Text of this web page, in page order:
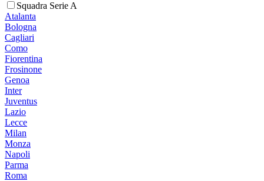
Squadra Serie A
Atalanta
Bologna
Cagliari
Como
Fiorentina
Frosinone
Genoa
Inter
Juventus
Lazio
Lecce
Milan
Monza
Napoli
Parma
Roma